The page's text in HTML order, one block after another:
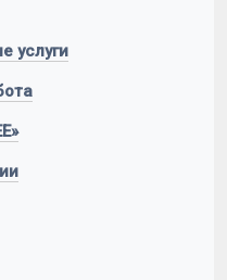
услуги